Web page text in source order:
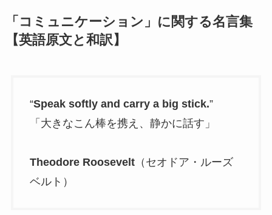
「コミュニケーション」に関する名言集
【英語原文と和訳】
“Speak softly and carry a big stick.”
「大きなこん棒を携え、静かに話す」
Theodore Roosevelt（セオドア・ルーズ
ベルト）